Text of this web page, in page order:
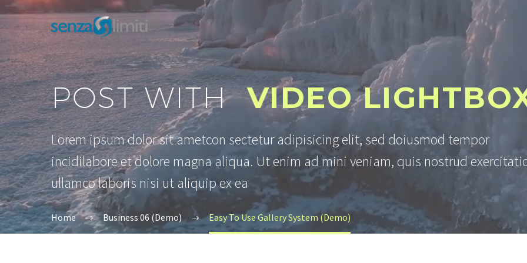
POST WITH VIDEO
Lorem ipsum dolor sit ametcon sectetur adipisicing elit, sed doiusmod tempor
incidilabore et dolore magna aliqua. Ut enim ad mini veniam, quis nostrud
ullamco laboris nisi ut aliquip ex ea
Home Business 06 (Demo) Easy To Use Gallery System (Demo)